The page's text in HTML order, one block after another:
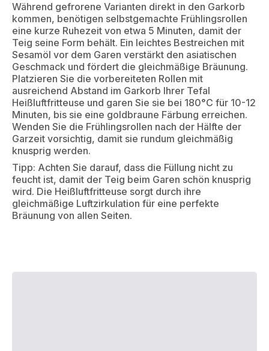
Während gefrorene Varianten direkt in den Garkorb
kommen, benötigen selbstgemachte Frühlingsrollen
eine kurze Ruhezeit von etwa 5 Minuten, damit der
Teig seine Form behält. Ein leichtes Bestreichen mit
Sesamöl vor dem Garen verstärkt den asiatischen
Geschmack und fördert die gleichmäßige Bräunung.
Platzieren Sie die vorbereiteten Rollen mit
ausreichend Abstand im Garkorb Ihrer Tefal
Heißluftfritteuse und garen Sie sie bei 180°C für 10-12
Minuten, bis sie eine goldbraune Färbung erreichen.
Wenden Sie die Frühlingsrollen nach der Hälfte der
Garzeit vorsichtig, damit sie rundum gleichmäßig
knusprig werden.
Tipp: Achten Sie darauf, dass die Füllung nicht zu
feucht ist, damit der Teig beim Garen schön knusprig
wird. Die Heißluftfritteuse sorgt durch ihre
gleichmäßige Luftzirkulation für eine perfekte
Bräunung von allen Seiten.